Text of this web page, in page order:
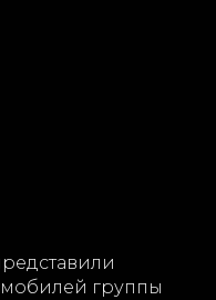
группы